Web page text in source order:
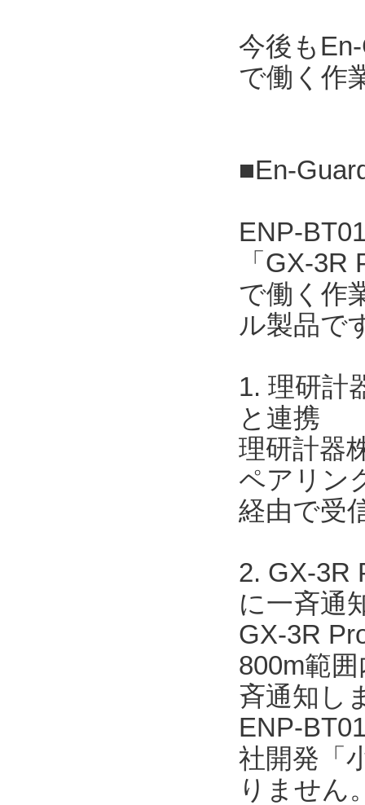
今後も
で働く作
■En-
ENP-
「GX-
で働く作
ル製品で
1. 理研計
と連携
理研計器
ペアリン
経由で受
2. GX-3R
に一斉通
GX-3R
800m範
斉通知し
ENP-
社開発「
りません